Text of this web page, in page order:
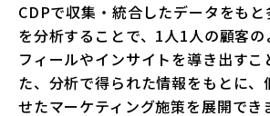
CDPで収集・統合したデータをも
を分析することで、1人1人の顧客
フィールやインサイトを導き出すこ
た、分析で得られた情報をもとに、
せたマーケティング施策を展開でき